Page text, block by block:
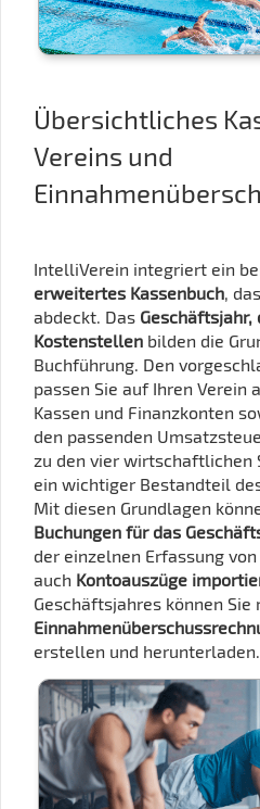
Übersichtliches
Vereins und
IntelliVerein integriert ein
erweitertes Kassenbuch,
abdeckt. Das Geschäftsjahr,
Kostenstellen bilden die
Buchführung. Den
passen Sie auf Ihren Verein
Kassen und Finanzkonten
den passenden
zu den vier wirtschaftlichen
ein wichtiger Bestandteil
Mit diesen Grundlagen
Buchungen für das
der einzelnen Erfassung
auch Kontoauszüge
Geschäftsjahres können
erstellen und herunterladen.